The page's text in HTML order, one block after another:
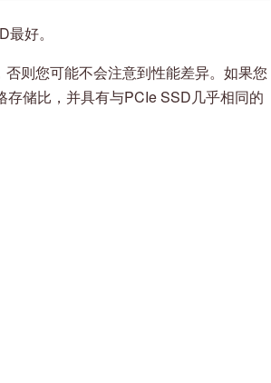
好。
则您可能不会注意到性能差异。如果您
储比，并具有与PCIe SSD几乎相同的